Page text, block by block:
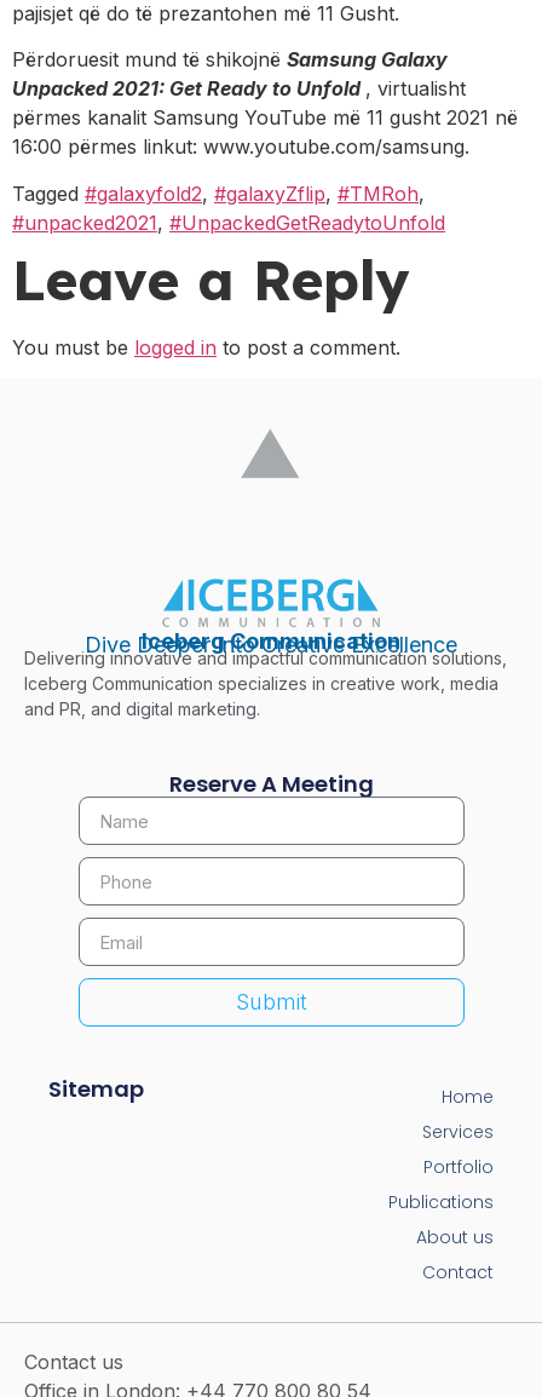
pajisjet që do të prezantohen më 11 Gusht.
Përdoruesit mund të shikojnë Samsung Galaxy
Unpacked 2021: Get Ready to Unfold , virtualisht
përmes kanalit Samsung YouTube më 11 gusht 2021 në
16:00 përmes linkut: www.youtube.com/samsung.
Tagged #galaxyfold2, #galaxyZflip, #TMRoh,
#unpacked2021, #UnpackedGetReadytoUnfold
Leave a Reply
You must be logged in to post a comment.
Iceberg Communication
Dive Deeper Into Creative Excellence
Delivering innovative and impactful communication solutions,
Iceberg Communication specializes in creative work, media
and PR, and digital marketing.
Reserve A Meeting
Submit
Sitemap
Home
Services
Portfolio
Publications
About us
Contact
Contact us
Office in London: +44 770 800 80 54